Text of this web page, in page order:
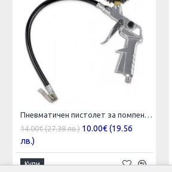
Пневматичен пистолет за помпене на гуми с манометър
14.00€ (27.38 лв.) 10.00€ (19.56
лв.)
Купи